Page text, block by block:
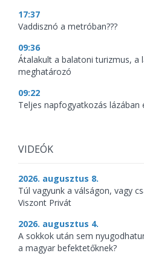
17:37
Vaddisznó a metróban???
09:36
Átalakult a balatoni turizmus, a
meghatározó
09:22
Teljes napfogyatkozás lázában
VIDEÓK
2026. augusztus 8.
Túl vagyunk a válságon, vagy
Viszont Privát
2026. augusztus 4.
A sokkok után sem
a magyar befektetőknek?